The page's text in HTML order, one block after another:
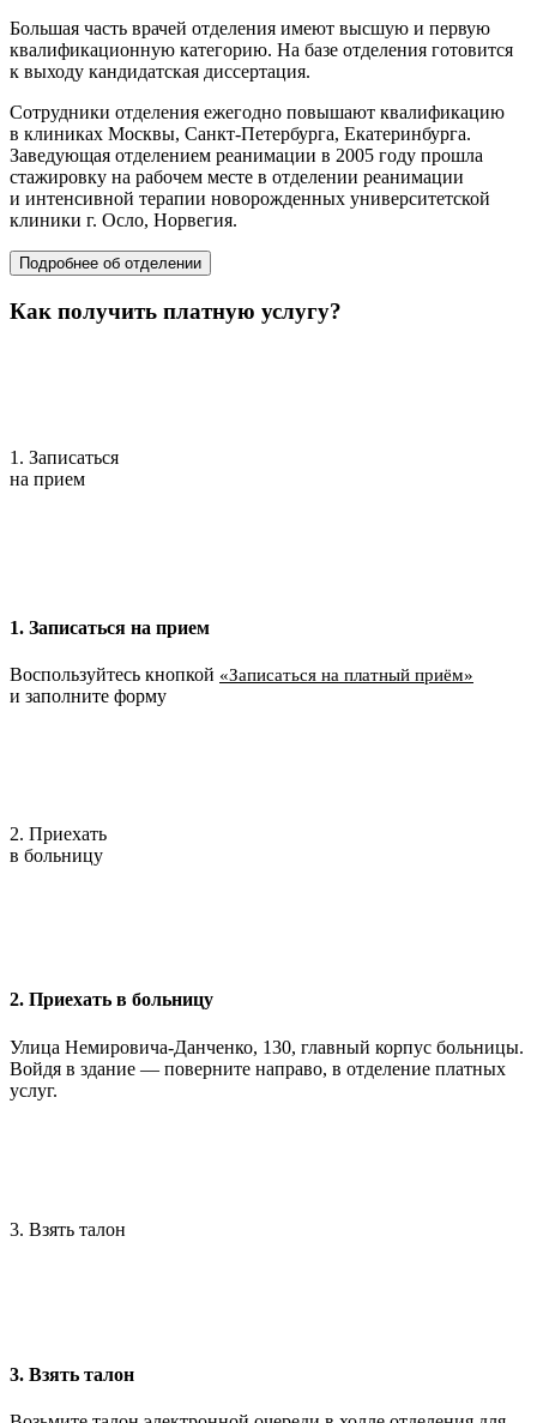
Большая часть врачей отделения имеют высшую и первую
квалификационную категорию. На базе отделения готовится
к выходу кандидатская диссертация.
Сотрудники отделения ежегодно повышают квалификацию
в клиниках Москвы, Санкт-Петербурга, Екатеринбурга.
Заведующая отделением реанимации в 2005 году прошла
стажировку на рабочем месте в отделении реанимации
и интенсивной терапии новорожденных университетской
клиники г. Осло, Норвегия.
Подробнее об отделении
Как получить платную услугу?
1. Записаться
на прием
1. Записаться на прием
Воспользуйтесь кнопкой «Записаться на платный приём»
и заполните форму
2. Приехать
в больницу
2. Приехать в больницу
Улица Немировича-Данченко, 130, главный корпус больницы.
Войдя в здание — поверните направо, в отделение платных
услуг.
3. Взять талон
3. Взять талон